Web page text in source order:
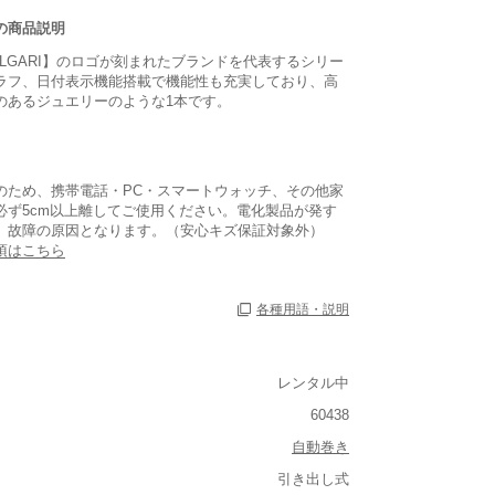
商品説明
】のロゴが刻まれたブランドを代表するシリー
フ、日付表示機能搭載で機能性も充実しており、高
あるジュエリーのような1本です。
ため、携帯電話・PC・スマートウォッチ、その他家
ず5cm以上離してご使用ください。電化製品が発す
故障の原因となります。（安心キズ保証対象外）
はこちら
各種用語・説明
レンタル中
60438
自動巻き
引き出し式
あり
あり